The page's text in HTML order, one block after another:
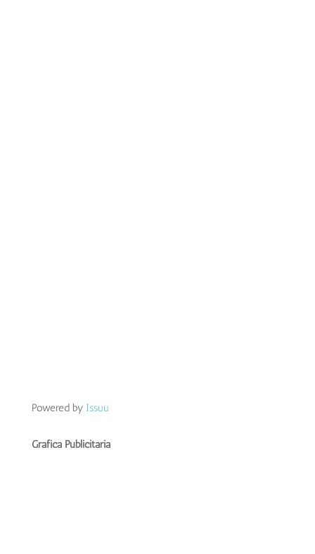
Powered by Issuu
Gráfica Publicitaria